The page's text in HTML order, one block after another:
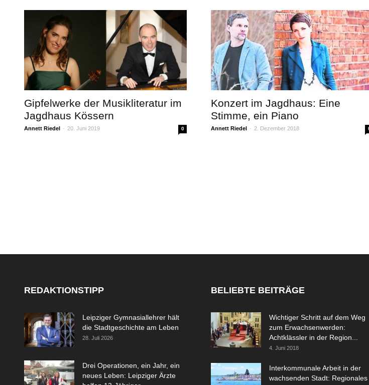
Gipfelwerke der Musikliteratur im
Jagdhaus Kössern
Annett Riedel - 20. Juni 2019 0
Konzert im Jagdhaus: Eine
Stimme, ein Piano
Annett Riedel - 2. Dezember 2018
REDAKTIONSTIPP
Leipziger Gymnasiallehrer hält
die Stadtgeschichte am Leben
28. Juli 2026
Drei Operationen, ein Jahr, ein
neues Leben: Leipziger Ärzte
BELIEBTE BEITRÄGE
Wichtiger Schritt auf dem Weg
zum Erwachsenwerden:
Achtklässler in der Region...
4. Juni 2018
Interkommunale Arbeit in der
wachsenden Stadt: Regionales